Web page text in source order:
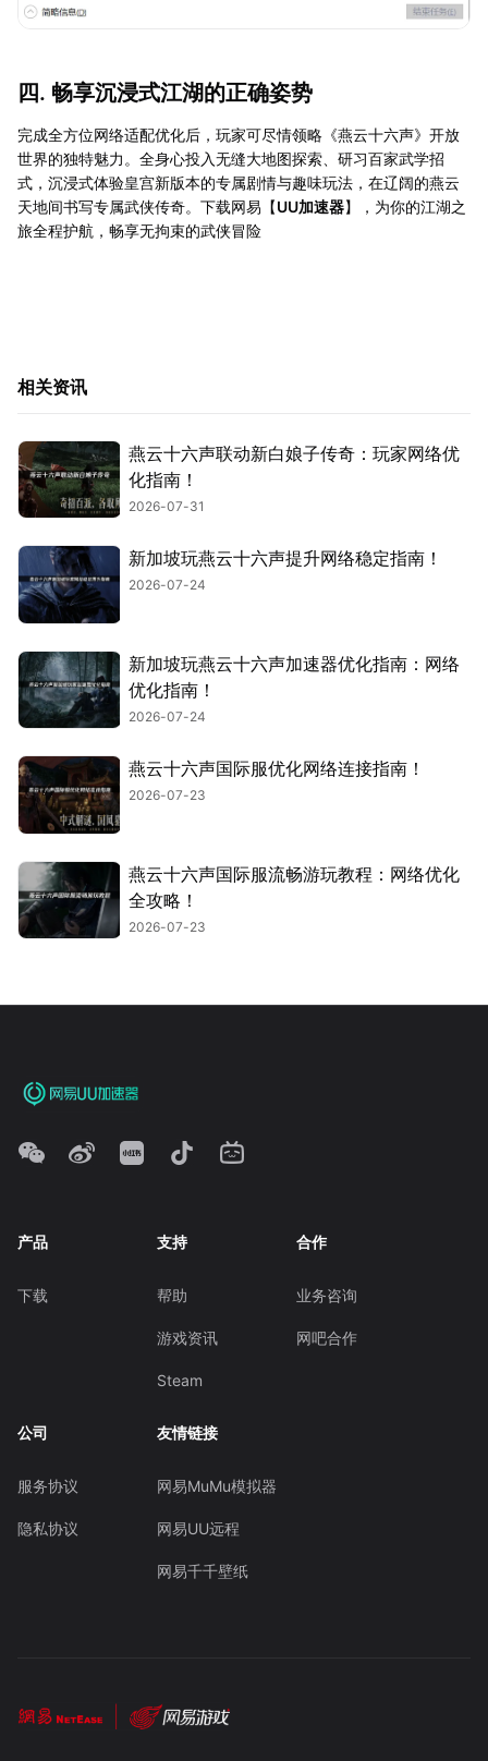
四. 畅享沉浸式江湖的正确姿势
完成全方位网络适配优化后，玩家可尽情领略《燕云十六声》开放
世界的独特魅力。全身心投入无缝大地图探索、研习百家武学招
式，沉浸式体验皇宫新版本的专属剧情与趣味玩法，在辽阔的燕云
天地间书写专属武侠传奇。下载网易【UU加速器】，为你的江湖之
旅全程护航，畅享无拘束的武侠冒险
相关资讯
燕云十六声联动新白娘子传奇：玩家网络优
化指南！
2026-07-31
新加坡玩燕云十六声提升网络稳定指南！
2026-07-24
新加坡玩燕云十六声加速器优化指南：网络
优化指南！
2026-07-24
燕云十六声国际服优化网络连接指南！
2026-07-23
燕云十六声国际服流畅游玩教程：网络优化
全攻略！
2026-07-23
产品
下载
支持
帮助
游戏资讯
Steam
合作
业务咨询
网吧合作
公司
服务协议
隐私协议
友情链接
网易MuMu模拟器
网易UU远程
网易千千壁纸